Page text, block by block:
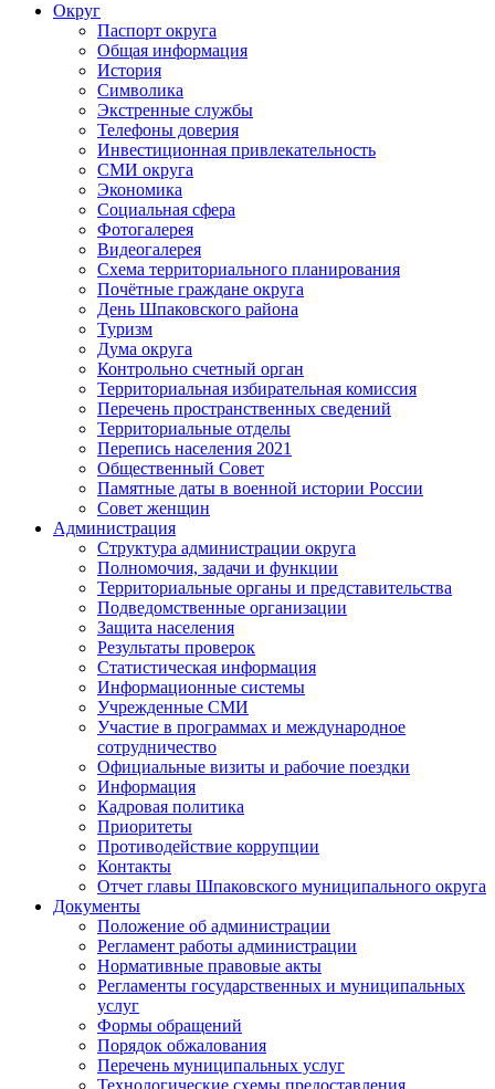
Округ
Паспорт округа
Общая информация
История
Символика
Экстренные службы
Телефоны доверия
Инвестиционная привлекательность
СМИ округа
Экономика
Социальная сфера
Фотогалерея
Видеогалерея
Схема территориального планирования
Почётные граждане округа
День Шпаковского района
Туризм
Дума округа
Контрольно счетный орган
Территориальная избирательная комиссия
Перечень пространственных сведений
Территориальные отделы
Перепись населения 2021
Общественный Совет
Памятные даты в военной истории России
Совет женщин
Администрация
Структура администрации округа
Полномочия, задачи и функции
Территориальные органы и представительства
Подведомственные организации
Защита населения
Результаты проверок
Статистическая информация
Информационные системы
Учрежденные СМИ
Участие в программах и международное
сотрудничество
Официальные визиты и рабочие поездки
Информация
Кадровая политика
Приоритеты
Противодействие коррупции
Контакты
Отчет главы Шпаковского муниципального округа
Документы
Положение об администрации
Регламент работы администрации
Нормативные правовые акты
Регламенты государственных и муниципальных
услуг
Формы обращений
Порядок обжалования
Перечень муниципальных услуг